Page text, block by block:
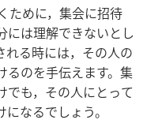
ために，集会に招待
には理解できないとし
れる時には，その人の
るのを手伝えます。集
でも，その人にとって
なるでしょう。